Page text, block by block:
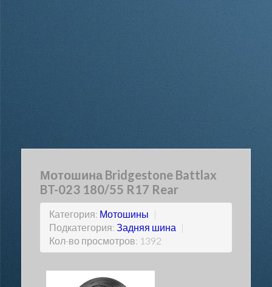
Мотошина Bridgestone Battlax
BT-023 180/55 R17 Rear
Категория: Мотошины |
Подкатегория: Задняя шина |
Кол-во просмотров: 1392